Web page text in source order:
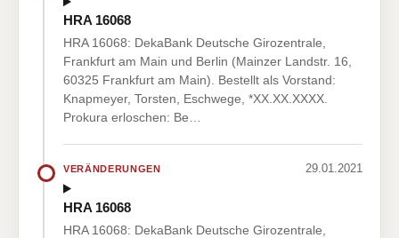
HRA 16068
HRA 16068: DekaBank Deutsche Girozentrale,
Frankfurt am Main und Berlin (Mainzer Landstr. 16,
60325 Frankfurt am Main). Bestellt als Vorstand:
Knapmeyer, Torsten, Eschwege, *XX.XX.XXXX.
Prokura erloschen: Be…
VERÄNDERUNGEN 29.01.2021
HRA 16068
HRA 16068: DekaBank Deutsche Girozentrale,